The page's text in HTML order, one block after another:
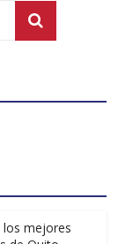
los mejores